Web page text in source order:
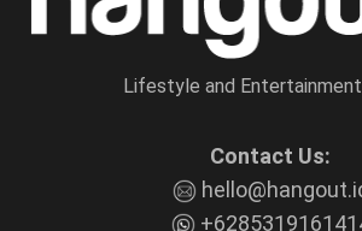
Lifestyle and
Contact Us: